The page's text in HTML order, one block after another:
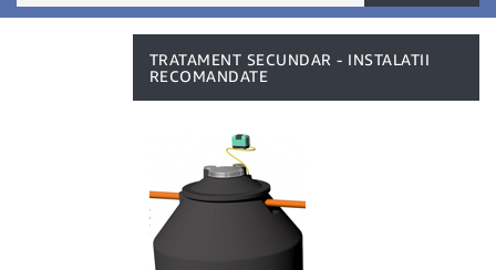
TRATAMENT SECUNDAR - INSTALATII
RECOMANDATE